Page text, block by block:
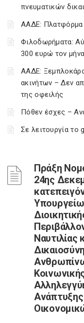
πνευματικών
ΑΑΔΕ: Πλατφόρμα
Φιλοδωρήματα:
300 ευρώ τον
ΑΑΔΕ:
ακινήτων – Δεν
της οφειλής
Πόθεν έσχες –
Σε λειτουργία το
Πράξη
24ης
Ναυτιλίας